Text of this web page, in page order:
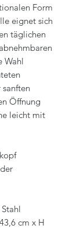
Form
eignet sich
täglichen
Wahl
sanften
Öffnung
leicht mit
cm x H